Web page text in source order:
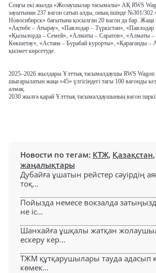
Соңғы екі жылда «Жолаушылар тасымалы» АҚ RWS
зауытынан 237 вагон сатып алды , оның ішінде №301/
Новосибирск» бағытына қосылған 20 вагон да бар. Жаңа
«Ақтөбе – Атырау», «Павлодар – Түркістан»,
«Қызылорда – Семей», «Алматы – Саратов», «Алматы –
Көкшетау», «Астана – Бурабай курорты», «Қарағанды –
қызмет көрсетуде.
2025–2026 жылдары Ұлттық тасымалдаушы RWS
шығарылатын жаңа «45» үлгісіндегі тағы 100 вагонды
алмақ.
2030 жылға қарай Ұлттық тасымалдаушының вагон
Новости по тегам: КТЖ, Қазақстан,
жаңалықтары
Дубайға ұшатын рейстер сәуірдің
тоқ...
Пойызда немесе вокзалда
не іс...
Шанхайға ұшқалы жатқан
ескеру кер...
ТЖМ құтқарушылары тауда адасып
көмек...